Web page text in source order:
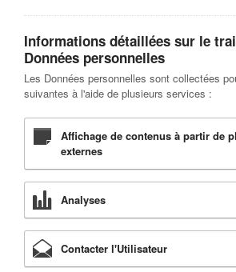
Informations détaillées sur le
Données personnelles
Les Données personnelles sont collectées
suivantes à l'aide de plusieurs services :
Affichage de contenus à partir de
externes
Analyses
Contacter l'Utilisateur